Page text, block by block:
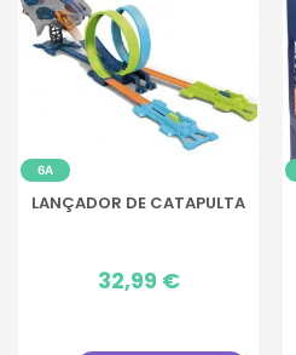
6A
LANÇADOR DE CATAPULTA
Preço
32,99 €